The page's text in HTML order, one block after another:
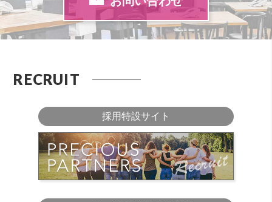
RECRUIT
採用特設サイト